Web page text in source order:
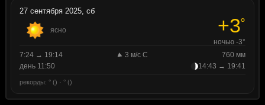
27 сентября 2025, сб
ясно +3°
ночью -3°
7:24 → 19:14
3 м/с С
760 мм
день 11:50
14:43 → 19:41
рекорды: ° () · ° ()